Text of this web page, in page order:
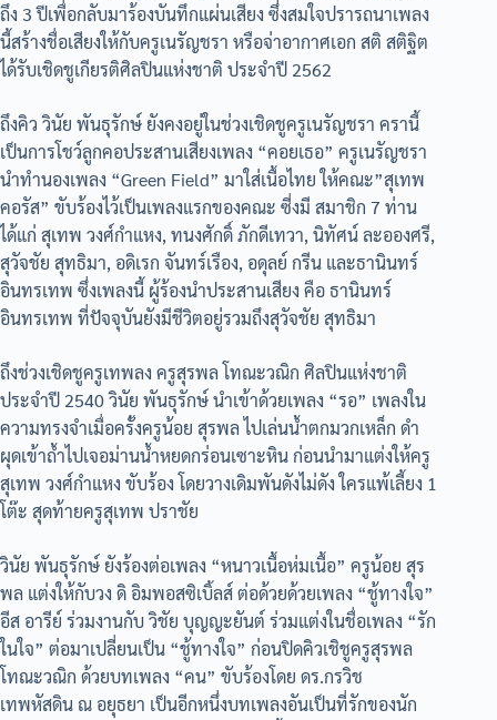
ถึง 3 ปีเพื่อกลับมาร้องบันทึกแผ่นเสียง ซึ่งสมใจปรารถนาเพลง
นี้สร้างชื่อเสียงให้กับครูเนรัญชรา หรือจ่าอากาศเอก สติ สติฐิต
ได้รับเชิดชูเกียรติศิลปินแห่งชาติ ประจำปี 2562
ถึงคิว วินัย พันธุรักษ์ ยังคงอยู่ในช่วงเชิดชูครูเนรัญชรา ครานี้
เป็นการโชว์ลูกคอประสานเสียงเพลง “คอยเธอ” ครูเนรัญชรา
นำทำนองเพลง “Green Field” มาใส่เนื้อไทย ให้คณะ”สุเทพ
คอรัส” ขับร้องไว้เป็นเพลงแรกของคณะ ซี่งมี สมาชิก 7 ท่าน
ได้แก่ สุเทพ วงศ์กำแหง, ทนงศักดิ์ ภักดีเทวา, นิทัศน์ ละอองศรี,
สุวัจชัย สุทธิมา, อดิเรก จันทร์เรือง, อดุลย์ กรีน และธานินทร์
อินทรเทพ ซึ่งเพลงนี้ ผู้ร้องนำประสานเสียง คือ ธานินทร์
อินทรเทพ ที่ปัจจุบันยังมีชีวิตอยู่รวมถึงสุวัจชัย สุทธิมา
ถึงช่วงเชิดชูครูเทพลง ครูสุรพล โทณะวณิก ศิลปินแห่งชาติ
ประจำปี 2540 วินัย พันธุรักษ์ นำเข้าด้วยเพลง “รอ” เพลงใน
ความทรงจำเมื่อครั้งครูน้อย สุรพล ไปเล่นน้ำตกมวกเหล็ก ดำ
ผุดเข้าถ้ำไปเจอม่านน้ำหยดกร่อนเซาะหิน ก่อนนำมาแต่งให้ครู
สุเทพ วงศ์กำแหง ขับร้อง โดยวางเดิมพันดังไม่ดัง ใครแพ้เลี้ยง 1
โต๊ะ สุดท้ายครูสุเทพ ปราชัย
วินัย พันธุรักษ์ ยังร้องต่อเพลง “หนาวเนื้อห่มเนื้อ” ครูน้อย สุร
พล แต่งให้กับวง ดิ อิมพอสซิเบิ้ลส์ ต่อด้วยด้วยเพลง “ชู้ทางใจ”
อีส อารีย์ ร่วมงานกับ วิชัย บุญญะยันต์ ร่วมแต่งในชื่อเพลง “รัก
ในใจ” ต่อมาเปลี่ยนเป็น “ชู้ทางใจ” ก่อนปิดคิวเชิชูครูสุรพล
โทณะวณิก ด้วยบทเพลง “คน” ขับร้องโดย ดร.กรวิช
เทพหัสดิน ณ อยุธยา เป็นอีกหนึ่งบทเพลงอันเป็นที่รักของนัก